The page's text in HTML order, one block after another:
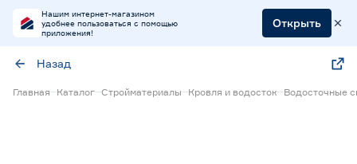
Нашим интернет-магазином
удобнее пользоваться с помощью
приложения!
Открыть
Назад
Главная Каталог Стройматериалы Кровля и водосток Водосточные